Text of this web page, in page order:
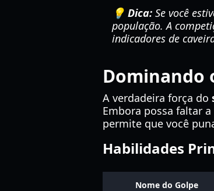
💡 Dica: Se você
população. A
indicadores de
Dominando
A verdadeira força do
Embora possa faltar
permite que você
Habilidades
Nome do Golpe